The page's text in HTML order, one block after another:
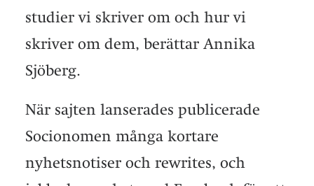
studier vi skriver om och hur vi
skriver om dem, berättar Annika
Sjöberg.
När sajten lanserades publicerade
Socionomen många kortare
nyhetsnotiser och rewrites, och